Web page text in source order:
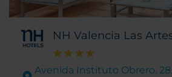
NH Valencia Las
Avenida Instituto Obrero,